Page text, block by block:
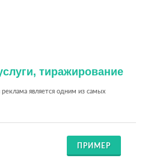
тиражирование
является одним из самых
ПРИМЕР